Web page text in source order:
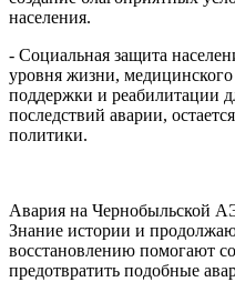
населения.
- Социальная защита
уровня жизни,
поддержки и реабилитации
последствий аварии,
политики.
Авария на Чернобыльской
Знание истории и
восстановлению помогают
предотвратить подобные